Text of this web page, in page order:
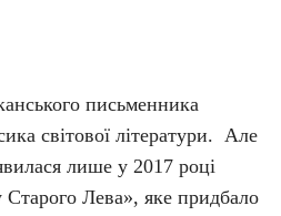
письменника
світової літератури. Але
лише у 2017 році
Лева», яке придбало